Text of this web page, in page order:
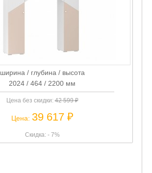
ширина / глубина / высота
2024 / 464 / 2200 мм
Цена без скидки:42 599 ₽
Цена: 39 617 ₽
Скидка: - 7%